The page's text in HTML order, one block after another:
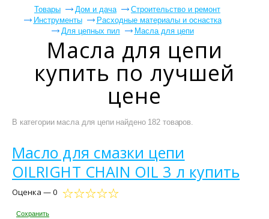
Товары Дом и дача
Строительство и ремонт
Инструменты
Расходные материалы и оснастка
Для цепных пил
Масла для цепи
Масла для цепи
купить по лучшей
цене
В категории масла для цепи найдено 182 товаров.
Масло для смазки цепи
OILRIGHT CHAIN OIL 3 л купить
Оценка — 0
Сохранить